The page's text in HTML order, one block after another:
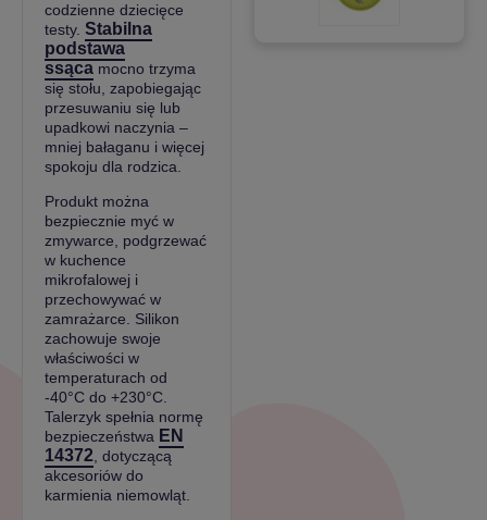
codzienne dziecięce
testy. Stabilna
podstawa
ssąca mocno trzyma
się stołu, zapobiegając
przesuwaniu się lub
upadkowi naczynia –
mniej bałaganu i więcej
spokoju dla rodzica.
Produkt można
bezpiecznie myć w
zmywarce, podgrzewać
w kuchence
mikrofalowej i
przechowywać w
zamrażarce. Silikon
zachowuje swoje
właściwości w
temperaturach od
-40°C do +230°C.
Talerzyk spełnia normę
bezpieczeństwa EN
14372 , dotyczącą
akcesoriów do
karmienia niemowląt.